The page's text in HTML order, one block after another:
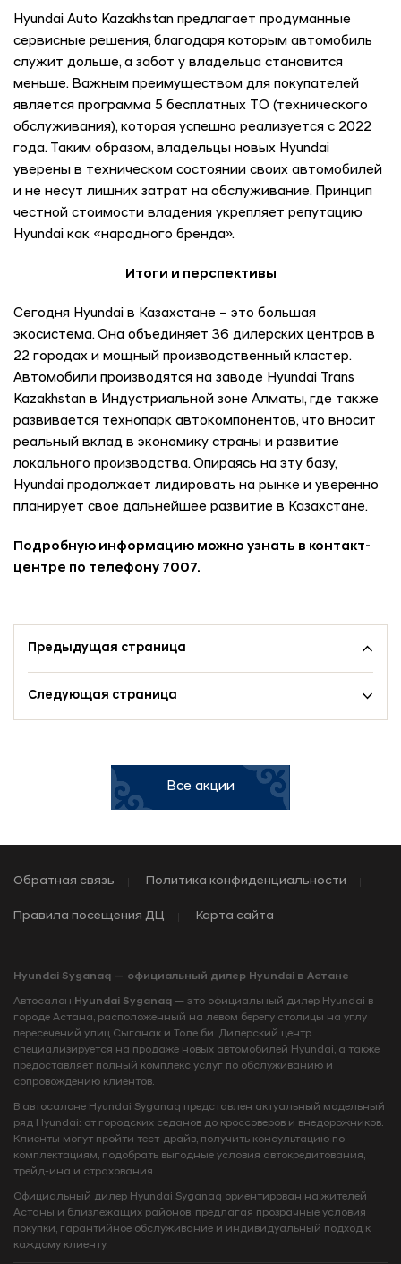
Hyundai Auto Kazakhstan предлагает продуманные
сервисные решения, благодаря которым автомобиль
служит дольше, а забот у владельца становится
меньше. Важным преимуществом для покупателей
является программа 5 бесплатных ТО (технического
обслуживания), которая успешно реализуется с 2022
года. Таким образом, владельцы новых Hyundai
уверены в техническом состоянии своих автомобилей
и не несут лишних затрат на обслуживание. Принцип
честной стоимости владения укрепляет репутацию
Hyundai как «народного бренда».
Итоги и перспективы
Сегодня Hyundai в Казахстане – это большая
экосистема. Она объединяет 36 дилерских центров в
22 городах и мощный производственный кластер.
Автомобили производятся на заводе Hyundai Trans
Kazakhstan в Индустриальной зоне Алматы, где также
развивается технопарк автокомпонентов, что вносит
реальный вклад в экономику страны и развитие
локального производства. Опираясь на эту базу,
Hyundai продолжает лидировать на рынке и уверенно
планирует свое дальнейшее развитие в Казахстане.
Подробную информацию можно узнать в контакт-
центре по телефону 7007.
Предыдущая страница
Следующая страница
Все акции
Обратная связь Политика конфиденциальности
Правила посещения ДЦ Карта сайта
Hyundai Syganaq — официальный дилер Hyundai в Астане
Автосалон Hyundai Syganaq — это официальный дилер Hyundai в
городе Астана, расположенный на левом берегу столицы на углу
пересечений улиц Сыганак и Толе би. Дилерский центр
специализируется на продаже новых автомобилей Hyundai, а также
предоставляет полный комплекс услуг по обслуживанию и
сопровождению клиентов.
В автосалоне Hyundai Syganaq представлен актуальный модельный
ряд Hyundai: от городских седанов до кроссоверов и внедорожников.
Клиенты могут пройти тест-драйв, получить консультацию по
комплектациям, подобрать выгодные условия автокредитования,
трейд-ина и страхования.
Официальный дилер Hyundai Syganaq ориентирован на жителей
Астаны и близлежащих районов, предлагая прозрачные условия
покупки, гарантийное обслуживание и индивидуальный подход к
каждому клиенту.